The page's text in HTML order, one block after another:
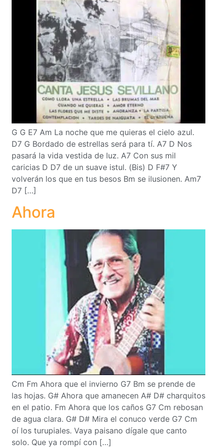
G G E7 Am La noche que me quieras el cielo azul.
D7 G Bordado de estrellas será para tí. A7 D Nos
pasará la vida vestida de luz. A7 Con sus mil
caricias D D7 de un suave istul. (Bis) D F#7 Y
volverán los que en tus besos Bm se ilusionen. Am7
D7 […]
Ahora
Cm Fm Ahora que el invierno G7 Bm se prende de
las hojas. G# Ahora que amanecen A# D# charquitos
en el patio. Fm Ahora que los caños G7 Cm rebosan
de agua clara. G# D# Mira el conuco verde G7 Cm
oí los turupiales. Vaya paisano dígale que canto
solo. Que ya rompí con […]